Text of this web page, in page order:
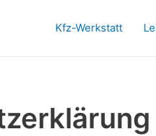
Kfz-Werkstatt